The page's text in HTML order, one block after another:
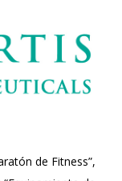
de Fitness”,